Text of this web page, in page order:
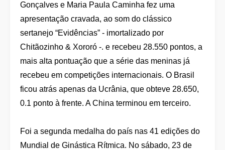
Gonçalves e Maria Paula Caminha fez uma
apresentação cravada, ao som do clássico
sertanejo “Evidências” - imortalizado por
Chitãozinho & Xororó -. e recebeu 28.550 pontos, a
mais alta pontuação que a série das meninas já
recebeu em competições internacionais. O Brasil
ficou atrás apenas da Ucrânia, que obteve 28.650,
0.1 ponto à frente. A China terminou em terceiro.
Foi a segunda medalha do país nas 41 edições do
Mundial de Ginástica Rítmica. No sábado, 23 de